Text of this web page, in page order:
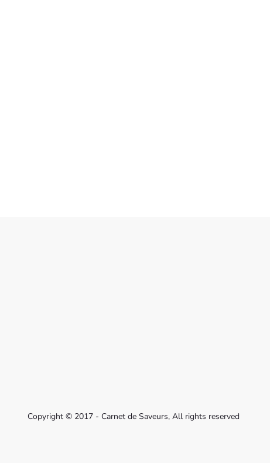
Copyright © 2017 - Carnet de Saveurs, All rights reserved